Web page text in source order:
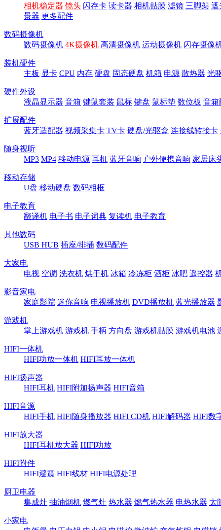
相机稳定器 镜头 闪存卡 读卡器 相机贴膜 滤镜 三脚架 遮
景器 更多配件
数码摄像机
数码摄像机 4K摄像机 高清摄像机 运动摄像机 闪存摄像
装机硬件
主板 显卡 CPU 内存 硬盘 固态硬盘 机箱 电源 散热器 光
硬件外设
液晶显示器 音箱 键鼠套装 鼠标 键盘 鼠标垫 数位板 音箱
扩展配件
蓝牙适配器 视频采集卡 TV卡 硬盘/光驱盒 连接线转接卡
随身视听
MP3 MP4 移动电源 耳机 蓝牙音响 户外便携音响 家居床
移动存储
U盘 移动硬盘 数码相框
电子教育
翻译机 电子书 电子词典 复读机 电子教育
其他数码
USB HUB 插座/排插 数码配件
大家电
电视 空调 洗衣机 烘干机 冰箱 冷冻柜 酒柜 冰吧 遥控器
影音家电
家庭影院 迷你音响 电视播放机 DVD播放机 蓝光播放器
游戏机
掌上游戏机 游戏机 手柄 方向盘 游戏机贴膜 游戏机电池
HIFI一体机
HIFI功放一体机 HIFI耳放一体机
HIFI扬声器
HIFI耳机 HIFI附加扬声器 HIFI音箱
HIFI音源
HIFI手机 HIFI随身播放器 HIFI CD机 HIFI解码器 HIFI数
HIFI放大器
HIFI耳机放大器 HIFI功放
HIFI附件
HIFI避震 HIFI线材 HIFI电源处理
厨卫电器
集成灶 抽油烟机 燃气灶 热水器 燃气热水器 电热水器 太
小家电